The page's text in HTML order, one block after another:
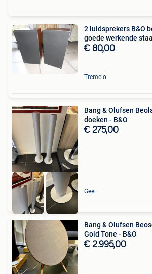
2 luidsprekers B&O
goede werkende
€ 80,00
Tremelo
Bang & Olufsen
doeken - B&O
€ 275,00
Geel
Bang & Olufsen
Gold Tone - B&O
€ 2.995,00